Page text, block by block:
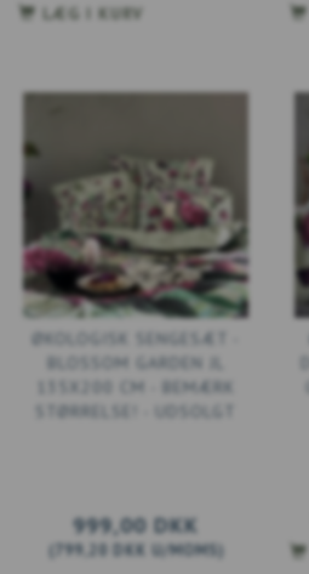
LÆG I KURV
ØKOLOGISK SENGESÆT -
BLOSSOM GARDEN JL
135X200 CM - BEMÆRK
999,00 DKK
799,20 DKK U/MOMS)